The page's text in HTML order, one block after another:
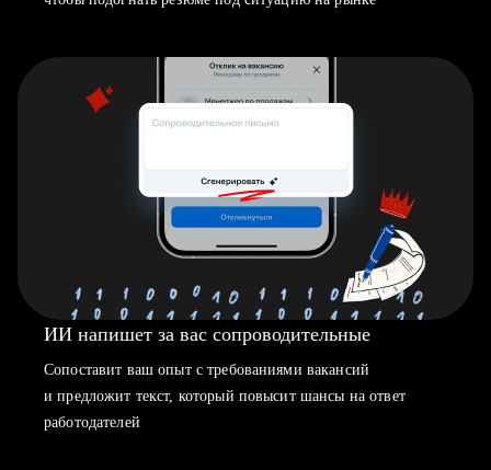
ИИ напишет за вас сопроводительные
Сопоставит ваш опыт с требованиями вакансий
и предложит текст, который повысит шансы на ответ
работодателей